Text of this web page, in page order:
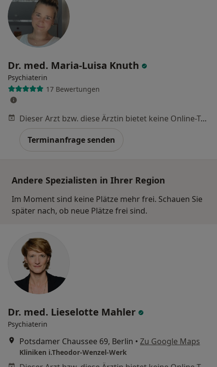
Dr. med. Maria-Luisa Knuth
Psychiaterin
17 Bewertungen
Dieser Arzt bzw. diese Ärztin bietet keine Online-Terminbuchung an diesem Standort an.
Terminanfrage senden
Andere Spezialisten in Ihrer Region
Im Moment sind keine Plätze mehr frei. Schauen Sie
später nach, ob neue Plätze frei sind.
Dr. med. Lieselotte Mahler
Psychiaterin
Potsdamer Chaussee 69, Berlin • Zu Google Maps
Kliniken i.Theodor-Wenzel-Werk